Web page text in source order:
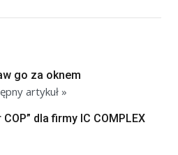
go za oknem
artykuł »
dla firmy IC COMPLEX